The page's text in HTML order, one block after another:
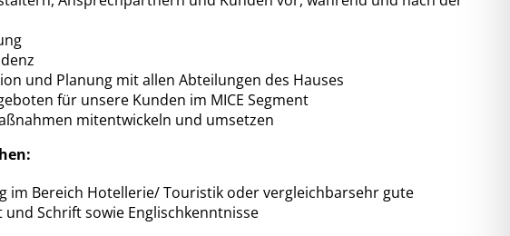
und Planung mit allen Abteilungen des Hauses
für unsere Kunden im MICE Segment
mitentwickeln und umsetzen
im Bereich Hotellerie/ Touristik oder vergleichbarsehr gute
Schrift sowie Englischkenntnisse